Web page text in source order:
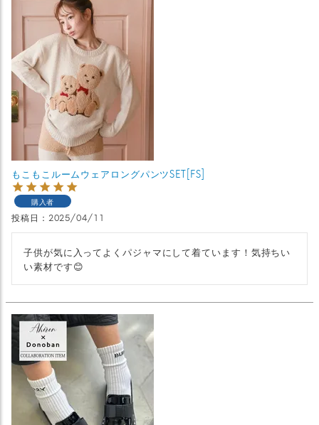
もこもこルームウェアロングパンツSET[FS]
購入者
投稿日 2025/04/11
子供が気に入ってよくパジャマにして着ています！気持ちい
い素材です😊